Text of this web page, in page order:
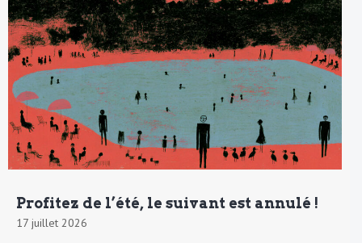
Profitez de l’été, le suivant est annulé !
17 juillet 2026